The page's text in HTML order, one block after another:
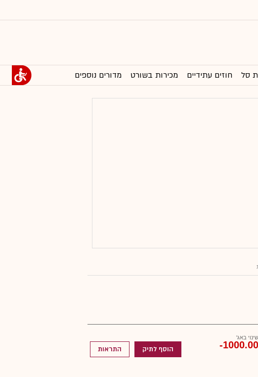
סל חוזים עתידיים מכירות בשורט מדורים נוספים
שינוי באג'
-1000.00 הוסף לתיק התראות